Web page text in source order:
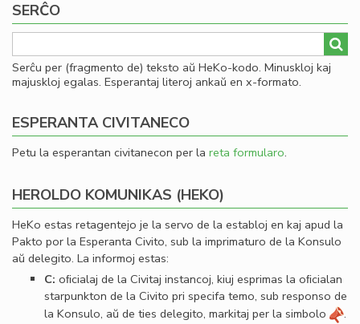
SERĈO
Serĉu per (fragmento de) teksto aŭ HeKo-kodo. Minuskloj kaj
majuskloj egalas. Esperantaj literoj ankaŭ en x-formato.
ESPERANTA CIVITANECO
Petu la esperantan civitanecon per la reta formularo.
HEROLDO KOMUNIKAS (HEKO)
HeKo estas retagentejo je la servo de la establoj en kaj apud la
Pakto por la Esperanta Civito, sub la imprimaturo de la Konsulo
aŭ delegito. La informoj estas:
C: oﬁcialaj de la Civitaj instancoj, kiuj esprimas la oﬁcialan
starpunkton de la Civito pri specifa temo, sub responso de
la Konsulo, aŭ de ties delegito, markitaj per la simbolo
.